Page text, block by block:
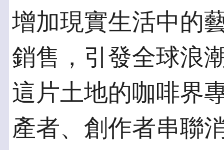
增加現實生活中的
銷售，引發全球浪
這片土地的咖啡界
產者、創作者串聯